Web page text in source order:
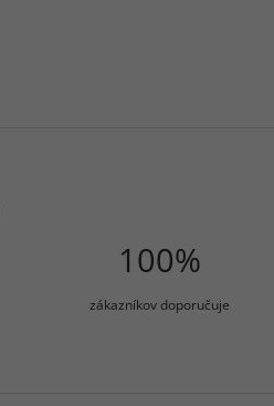
100%
zákazníkov doporučuje